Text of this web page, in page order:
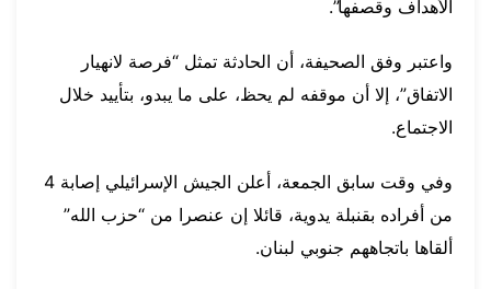
الأهداف وقصفها”.
واعتبر وفق الصحيفة، أن الحادثة تمثل “فرصة لانهيار
الاتفاق”، إلا أن موقفه لم يحظ، على ما يبدو، بتأييد خلال
الاجتماع.
وفي وقت سابق الجمعة، أعلن الجيش الإسرائيلي إصابة 4
من أفراده بقنبلة يدوية، قائلا إن عنصرا من “حزب الله”
ألقاها باتجاههم جنوبي لبنان.